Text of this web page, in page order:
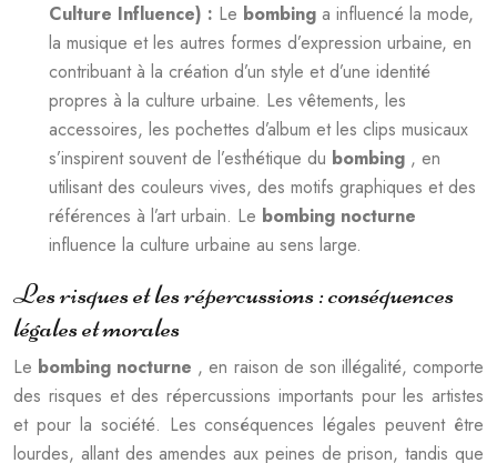
Culture Influence) : Le bombing a influencé la mode,
la musique et les autres formes d’expression urbaine, en
contribuant à la création d’un style et d’une identité
propres à la culture urbaine. Les vêtements, les
accessoires, les pochettes d’album et les clips musicaux
s’inspirent souvent de l’esthétique du bombing , en
utilisant des couleurs vives, des motifs graphiques et des
références à l’art urbain. Le bombing nocturne
influence la culture urbaine au sens large.
Les risques et les répercussions : conséquences
légales et morales
Le bombing nocturne , en raison de son illégalité, comporte
des risques et des répercussions importants pour les artistes
et pour la société. Les conséquences légales peuvent être
lourdes, allant des amendes aux peines de prison, tandis que